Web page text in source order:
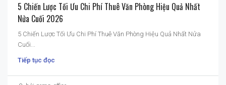
5 Chiến Lược Tối Ưu Chi Phí Thuê Văn Phòng Hiệu Quả Nhất
Nửa Cuối 2026
5 Chiến Lược Tối Ưu Chi Phí Thuê Văn Phòng Hiệu Quả Nhất Nửa
Cuối...
Tiếp tục đọc